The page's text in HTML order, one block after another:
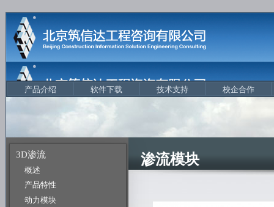
产品介绍 软件下载 技术支持 校企合作
3D渗流
概述
产品特性
动力模块
渗流模块